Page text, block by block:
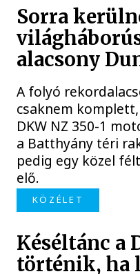
Sorra
alacsony
A folyó
csaknem
DKW NZ 350-1
a Batthyány téri
pedig egy közel
elő.
KÖZÉLET
Késéltánc a
történik, ha